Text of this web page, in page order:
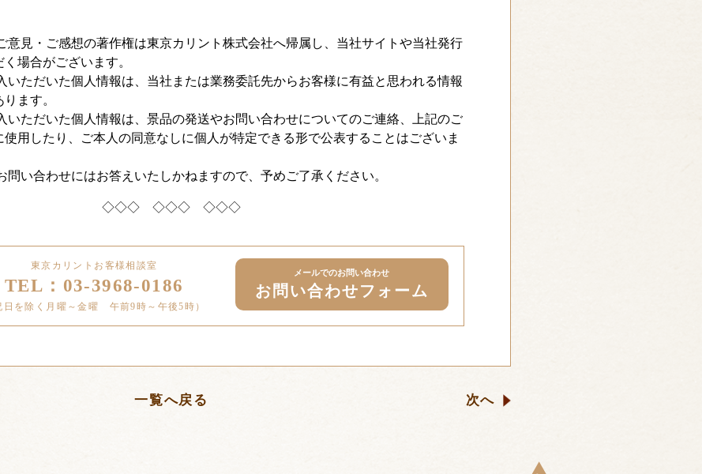
意見・ご感想の著作権は東京カリント株式会社へ帰属し、当社サイトや当社発行
場合がございます。
いただいた個人情報は、当社または業務委託先からお客様に有益と思われる情報
ます。
いただいた個人情報は、景品の発送やお問い合わせについてのご連絡、上記のご
用したり、ご本人の同意なしに個人が特定できる形で公表することはございま
問い合わせにはお答えいたしかねますので、予めご了承ください。
◇◇◇ ◇◇◇ ◇◇◇
東京カリントお客様相談室
TEL：03-3968-0186
日を除く月曜～金曜 午前9時～午後5時）
メールでのお問い合わせ
お問い合わせフォーム
一覧へ戻る 次へ